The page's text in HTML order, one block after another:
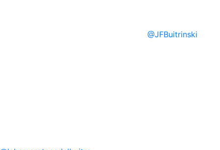
@JFBuitrinski